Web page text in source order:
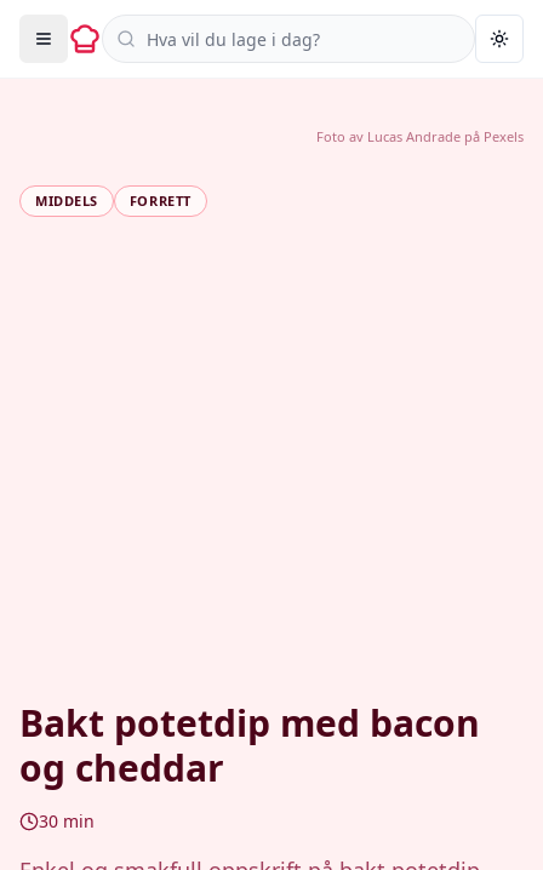
Søk i oppskrifter
MIDDELS FORRETT
Bakt potetdip med bacon
og cheddar
30 min
Foto av Lucas Andrade på Pexels